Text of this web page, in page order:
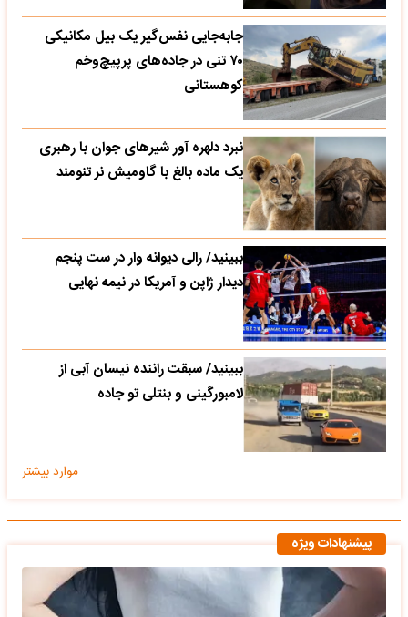
جابه‌جایی نفس‌گیر یک بیل مکانیکی
۷۰ تنی در جاده‌های پرپیچ‌وخم
کوهستانی
نبرد دلهره آور شیرهای جوان با رهبری
یک ماده بالغ با گاومیش نر تنومند
ببینید/ رالی دیوانه وار در ست پنجم
دیدار ژاپن و آمریکا در نیمه نهایی
ببینید/ سبقت راننده نیسان آبی از
لامبورگینی و بنتلی تو جاده
موارد بیشتر
پیشنهادات ویژه